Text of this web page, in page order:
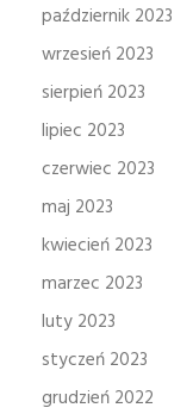
październik 2023
wrzesień 2023
sierpień 2023
lipiec 2023
czerwiec 2023
maj 2023
kwiecień 2023
marzec 2023
luty 2023
styczeń 2023
grudzień 2022